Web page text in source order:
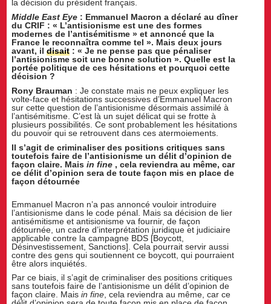
la décision du président français.
Middle East Eye : Emmanuel Macron a déclaré au dîner
du CRIF : « L’antisionisme est une des formes
modernes de l’antisémitisme » et annoncé que la
France le reconnaîtra comme tel ». Mais deux jours
avant, ildisait : « Je ne pense pas que pénaliser
l’antisionisme soit une bonne solution ». Quelle est la
portée politique de ces hésitations et pourquoi cette
décision ?
Rony Brauman : Je constate mais ne peux expliquer les
volte-face et hésitations successives d’Emmanuel Macron
sur cette question de l’antisionisme désormais assimilé à
l’antisémitisme. C’est là un sujet délicat qui se frotte à
plusieurs possibilités. Ce sont probablement les hésitations
du pouvoir qui se retrouvent dans ces atermoiements.
Il s’agit de criminaliser des positions critiques sans
toutefois faire de l’antisionisme un délit d’opinion de
façon claire. Maisin fine , cela reviendra au même, car
ce délit d’opinion sera de toute façon mis en place de
façon détournée
Emmanuel Macron n’a pas annoncé vouloir introduire
l’antisionisme dans le code pénal. Mais sa décision de lier
antisémitisme et antisionisme va fournir, de façon
détournée, un cadre d’interprétation juridique et judiciaire
applicable contre la campagne BDS [Boycott,
Désinvestissement, Sanctions]. Cela pourrait servir aussi
contre des gens qui soutiennent ce boycott, qui pourraient
être alors inquiétés.
Par ce biais, il s’agit de criminaliser des positions critiques
sans toutefois faire de l’antisionisme un délit d’opinion de
façon claire. Maisin fine, cela reviendra au même, car ce